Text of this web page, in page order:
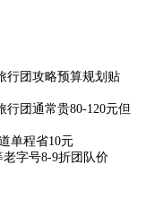
行团攻略预算规划贴
行团通常贵80-120元但
单程省10元
字号8-9折团队价